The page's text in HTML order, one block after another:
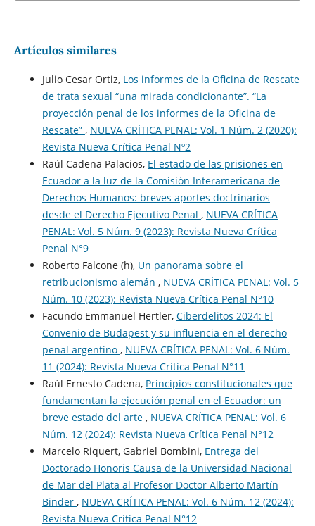
Artículos similares
Julio Cesar Ortiz, Los informes de la Oficina de Rescate
de trata sexual “una mirada condicionante”. “La
proyección penal de los informes de la Oficina de
Rescate” , NUEVA CRÍTICA PENAL: Vol. 1 Núm. 2 (2020):
Revista Nueva Crítica Penal Nº2
Raúl Cadena Palacios, El estado de las prisiones en
Ecuador a la luz de la Comisión Interamericana de
Derechos Humanos: breves aportes doctrinarios
desde el Derecho Ejecutivo Penal , NUEVA CRÍTICA
PENAL: Vol. 5 Núm. 9 (2023): Revista Nueva Crí­tica
Penal N°9
Roberto Falcone (h), Un panorama sobre el
retribucionismo alemán , NUEVA CRÍTICA PENAL: Vol. 5
Núm. 10 (2023): Revista Nueva Crí­tica Penal N°10
Facundo Emmanuel Hertler, Ciberdelitos 2024: El
Convenio de Budapest y su influencia en el derecho
penal argentino , NUEVA CRÍTICA PENAL: Vol. 6 Núm.
11 (2024): Revista Nueva Crí­tica Penal N°11
Raúl Ernesto Cadena, Principios constitucionales que
fundamentan la ejecución penal en el Ecuador: un
breve estado del arte , NUEVA CRÍTICA PENAL: Vol. 6
Núm. 12 (2024): Revista Nueva Crí­tica Penal N°12
Marcelo Riquert, Gabriel Bombini, Entrega del
Doctorado Honoris Causa de la Universidad Nacional
de Mar del Plata al Profesor Doctor Alberto Martín
Binder , NUEVA CRÍTICA PENAL: Vol. 6 Núm. 12 (2024):
Revista Nueva Crí­tica Penal N°12